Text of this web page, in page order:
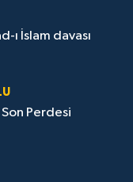
ı İslam davası
Perdesi